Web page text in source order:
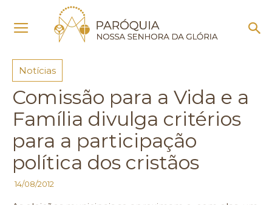
Notícias
Notícias
Comissão para a Vida e a
Família divulga critérios
para a participação
política dos cristãos
14/08/2012